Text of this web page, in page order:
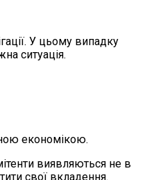
У цьому випадку
ситуація.
економікою.
виявляються не в
свої вкладення.